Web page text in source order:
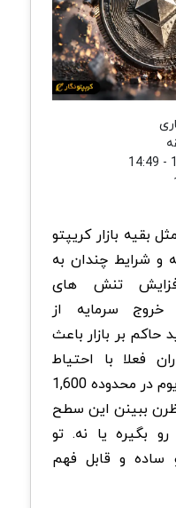
بقیه بازار کریپتو
و شرایط چندان به
تنش های
خروج سرمایه از
بر بازار باعث
فعلا با احتیاط
بیشتری معامله کنن. حالا اتریوم در محدوده 1,600
ببینن این سطح
بگیره یا نه. تو
ساده و قابل فهم